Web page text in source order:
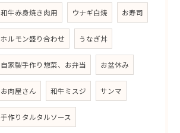
和牛赤身焼き肉用 ウナギ白焼 お寿司
ホルモン盛り合わせ うなぎ丼
自家製手作り惣菜、お弁当 お盆休み
お肉屋さん 和牛ミスジ サンマ
手作りタルタルソース